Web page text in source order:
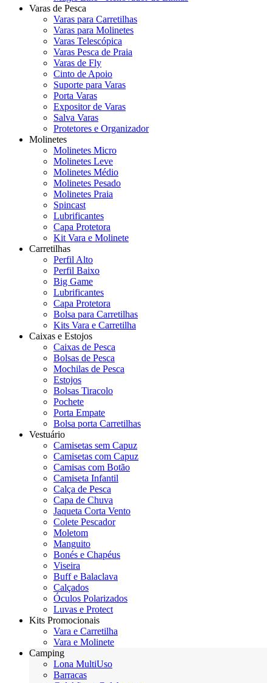
Varas de Pesca
Varas para Carretilhas
Varas para Molinetes
Varas Telescópica
Varas Pesca de Praia
Varas de Fly
Cinto de Apoio
Suporte para Varas
Porta Varas
Expositor de Varas
Salva Varas
Protetores e Organizador
Molinetes
Molinetes Micro
Molinetes Leve
Molinetes Médio
Molinetes Pesado
Molinetes Praia
Spincast
Lubrificantes
Capa Protetora
Kit Vara e Molinete
Carretilhas
Perfil Alto
Perfil Baixo
Big Game
Lubrificantes
Capa Protetora
Bolsa para Carretilhas
Kits Vara e Carretilha
Caixas e Estojos
Caixas de Pesca
Bolsas de Pesca
Mochilas de Pesca
Estojos
Bolsas Tiracolo
Pochete
Porta Empate
Bolsa porta Carretilhas
Vestuário
Camisetas sem Capuz
Camisetas com Capuz
Camisas com Botão
Camiseta Infantil
Calça de Pesca
Capa de Chuva
Jaqueta Corta Vento
Colete Pescador
Moletom
Manguito
Bonés e Chapéus
Viseira
Buff e Balaclava
Calçados
Óculos Polarizados
Luvas e Protect
Kits Promocionais
Vara e Carretilha
Vara e Molinete
Camping
Lona MultiUso
Barracas